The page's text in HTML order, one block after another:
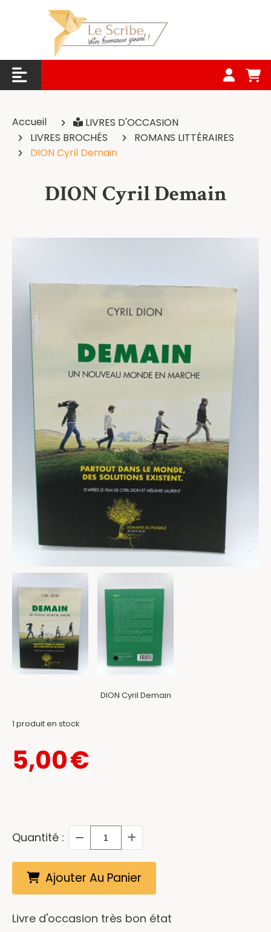
Accueil
LIVRES D'OCCASION
LIVRES BROCHÉS
ROMANS LITTÉRAIRES
DION Cyril Demain
DION Cyril Demain
DION Cyril Demain
5,00€
1 produit en stock
Quantité :
Ajouter Au Panier
Livre d'occasion très bon état